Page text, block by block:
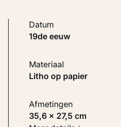
Datum
19de eeuw
Materiaal
Litho op papier
Afmetingen
35,6 × 27,5 cm